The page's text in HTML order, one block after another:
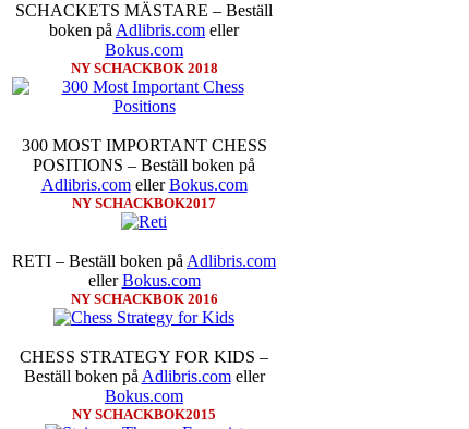
SCHACKETS MÄSTARE – Beställ
boken på Adlibris.com eller
Bokus.com
NY SCHACKBOK 2018
300 MOST IMPORTANT CHESS
POSITIONS – Beställ boken på
Adlibris.comellerBokus.com
NY SCHACKBOK2017
RETI – Beställ boken på Adlibris.com
ellerBokus.com
NY SCHACKBOK 2016
CHESS STRATEGY FOR KIDS –
Beställ boken på Adlibris.comeller
Bokus.com
NY SCHACKBOK2015